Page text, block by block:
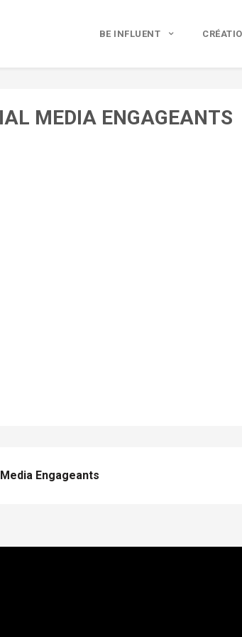
BE INFLUENT
MEDIA ENGAGEANTS
Engageants